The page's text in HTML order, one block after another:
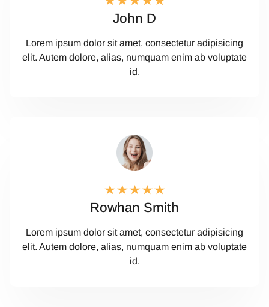
John D
Lorem ipsum dolor sit amet, consectetur adipisicing
elit. Autem dolore, alias, numquam enim ab voluptate
id.
Rowhan Smith
Lorem ipsum dolor sit amet, consectetur adipisicing
elit. Autem dolore, alias, numquam enim ab voluptate
id.